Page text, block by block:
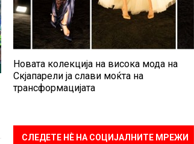
Новата колекција на висока мода на
Скјапарели ја слави моќта на
трансформацијата
СЛЕДЕТЕ НÈ НА СОЦИЈАЛНИТЕ МРЕЖИ